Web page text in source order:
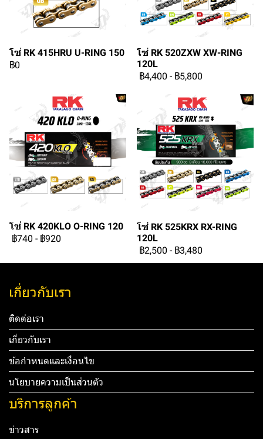
โซ่ RK 415HRU U-RING 150
฿0
โซ่ RK 520ZXW XW-RING
120L
฿4,400 - ฿5,800
โซ่ RK 420KLO O-RING 120
฿740 - ฿920
โซ่ RK 525KRX RX-RING
120L
฿2,500 - ฿3,480
เกี่ยวกับเรา
ติดต่อเรา
เกี่ยวกับเรา
ข้อกำหนดและเงื่อนไข
นโยบายความเป็นส่วนตัว
บริการลูกค้า
ข่าวสาร